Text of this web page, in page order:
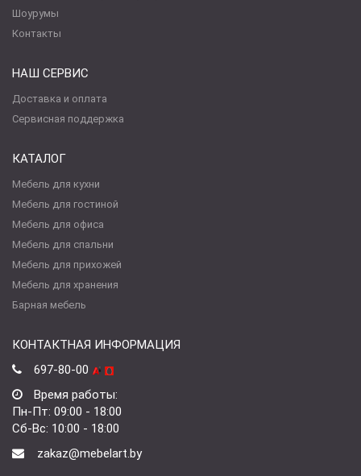
Шоурумы
Контакты
НАШ СЕРВИС
Доставка и оплата
Сервисная поддержка
КАТАЛОГ
Мебель для кухни
Мебель для гостиной
Мебель для офиса
Мебель для спальни
Мебель для прихожей
Мебель для хранения
Барная мебель
КОНТАКТНАЯ ИНФОРМАЦИЯ
697-80-00
Время работы:
Пн-Пт: 09:00 - 18:00
Сб-Вс: 10:00 - 18:00
zakaz@mebelart.by